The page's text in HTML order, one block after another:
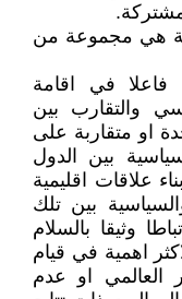
هي مجموعة من
فاعلا في اقامة
والتقارب بين
او متقاربة على
بين الدول
علاقات اقليمية
بين تلك
وثيقا بالسلام
اهمية في قيام
العالمي او عدم